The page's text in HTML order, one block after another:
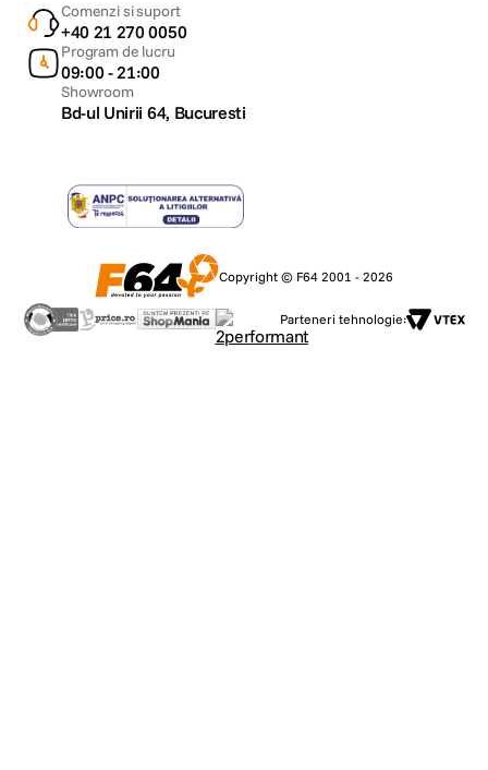
Comenzi si suport
+40 21 270 0050
Program de lucru
09:00 - 21:00
Showroom
Bd-ul Unirii 64, Bucuresti
Copyright © F64 2001 - 2026
Parteneri tehnologie: